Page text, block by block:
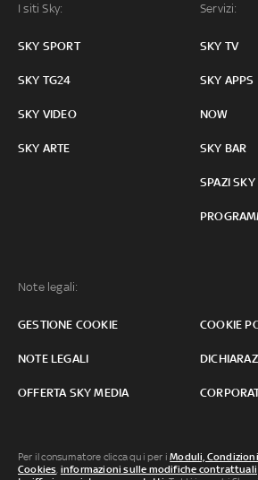
I siti Sky:
SKY SPORT
SKY TG24
SKY VIDEO
SKY ARTE
Servizi:
SKY TV
SKY APPS
NOW
SKY BAR
SPAZI SKY
Note legali:
GESTIONE COOKIE COOKIE
NOTE LEGALI
OFFERTA SKY MEDIA
Per il consumatore clicca qui per iModuli,
Cookies informazioni sulle modifiche contrattuali